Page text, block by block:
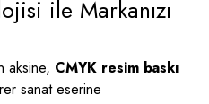
ile Markanızı
aksine, CMYK resim baskı
sanat eserine